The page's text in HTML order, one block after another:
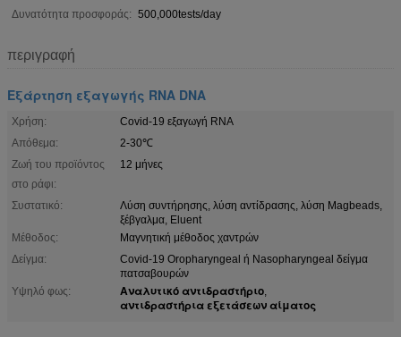
Δυνατότητα προσφοράς: 500,000tests/day
περιγραφή
Εξάρτηση εξαγωγής RNA DNA
Χρήση:
Covid-19 εξαγωγή RNA
Απόθεμα:
2-30℃
Ζωή του προϊόντος
στο ράφι:
12 μήνες
Συστατικό:
Λύση συντήρησης, λύση αντίδρασης, λύση Magbeads,
ξέβγαλμα, Eluent
Μέθοδος:
Μαγνητική μέθοδος χαντρών
Δείγμα:
Covid-19 Oropharyngeal ή Nasopharyngeal δείγμα
πατσαβουρών
Υψηλό φως:
Αναλυτικό αντιδραστήριο,
αντιδραστήρια εξετάσεων αίματος